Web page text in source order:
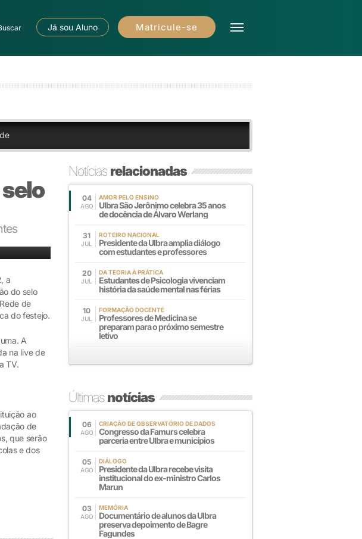
Já sou Aluno Matricule-se
a
do selo
de
do festejo.
A
na live de
TV.
ao
de
que serão
e dos
Notíciasrelacionadas
04
AGO
AMOR PELO ENSINO
Ulbra São Jerônimo celebra 35 anos
de docência de Álvaro Werlang
31
JUL
ROTEIRO NACIONAL
Presidente da Ulbra amplia diálogo
com estudantes e professores
20
JUL
DA TEORIA À PRÁTICA
Estudantes de Psicologia vivenciam
história da saúde mental nas férias
10
JUL
FORMAÇÃO DOCENTE
Professores de Medicina se
preparam para o próximo semestre
letivo
Últimasnotícias
06
AGO
CRIAÇÃO DE OBSERVATÓRIO DE DADOS
Congresso da Famurs celebra
parceria entre Ulbra e municípios
05
AGO
DIÁLOGO
Presidente da Ulbra recebe visita
institucional do ex-ministro Carlos
Marun
03
AGO
MEMÓRIA
Documentário de alunos da Ulbra
preserva depoimento de Bagre
Fagundes